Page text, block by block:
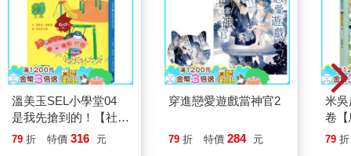
溫美玉SEL小學堂04
是我先搶到的！【社會
情緒學習：在衝突中學
79 折 特價 316 元
穿進戀愛遊戲當神官2
79 折 特價 284 元
米
卷
79 折